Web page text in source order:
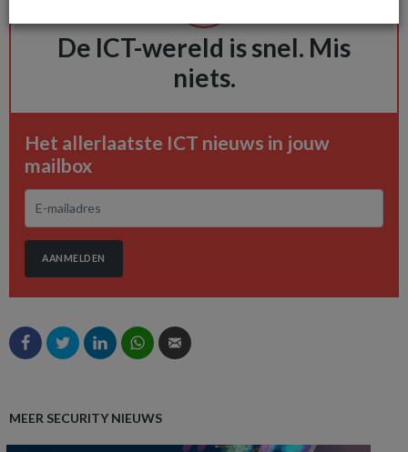
De ICT-wereld is snel. Mis
niets.
Het allerlaatste ICT nieuws in jouw
mailbox
AANMELDEN
MEER SECURITY NIEUWS